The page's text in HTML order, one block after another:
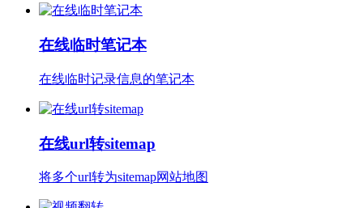
在线临时笔记本
在线临时记录信息的笔记本
在线url转sitemap
将多个url转为sitemap网站地图